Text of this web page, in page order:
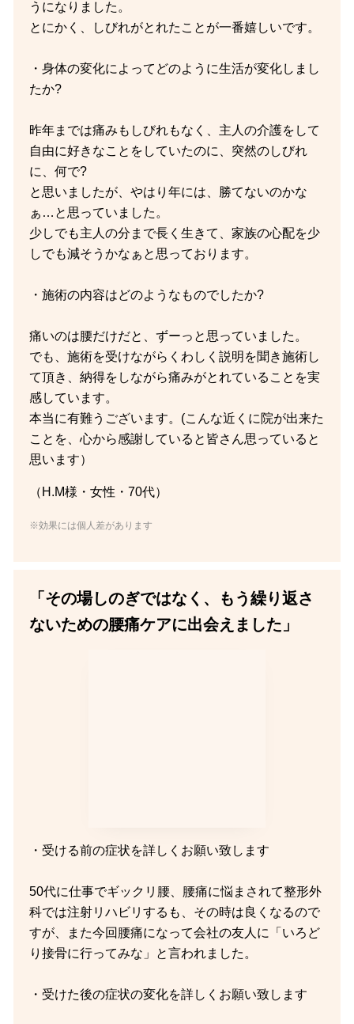
うになりました。
とにかく、しびれがとれたことが一番嬉しいです。
・身体の変化によってどのように生活が変化しまし
たか?
昨年までは痛みもしびれもなく、主人の介護をして
自由に好きなことをしていたのに、突然のしびれ
に、何で?
と思いましたが、やはり年には、勝てないのかな
ぁ…と思っていました。
少しでも主人の分まで長く生きて、家族の心配を少
しでも減そうかなぁと思っております。
・施術の内容はどのようなものでしたか?
痛いのは腰だけだと、ずーっと思っていました。
でも、施術を受けながらくわしく説明を聞き施術し
て頂き、納得をしながら痛みがとれていることを実
感しています。
本当に有難うございます。(こんな近くに院が出来た
ことを、心から感謝していると皆さん思っていると
思います）
（H.M様・女性・70代）
※効果には個人差があります
「その場しのぎではなく、もう繰り返さ
ないための腰痛ケアに出会えました」
・受ける前の症状を詳しくお願い致します
50代に仕事でギックリ腰、腰痛に悩まされて整形外
科では注射リハビリするも、その時は良くなるので
すが、また今回腰痛になって会社の友人に「いろど
り接骨に行ってみな」と言われました。
・受けた後の症状の変化を詳しくお願い致します